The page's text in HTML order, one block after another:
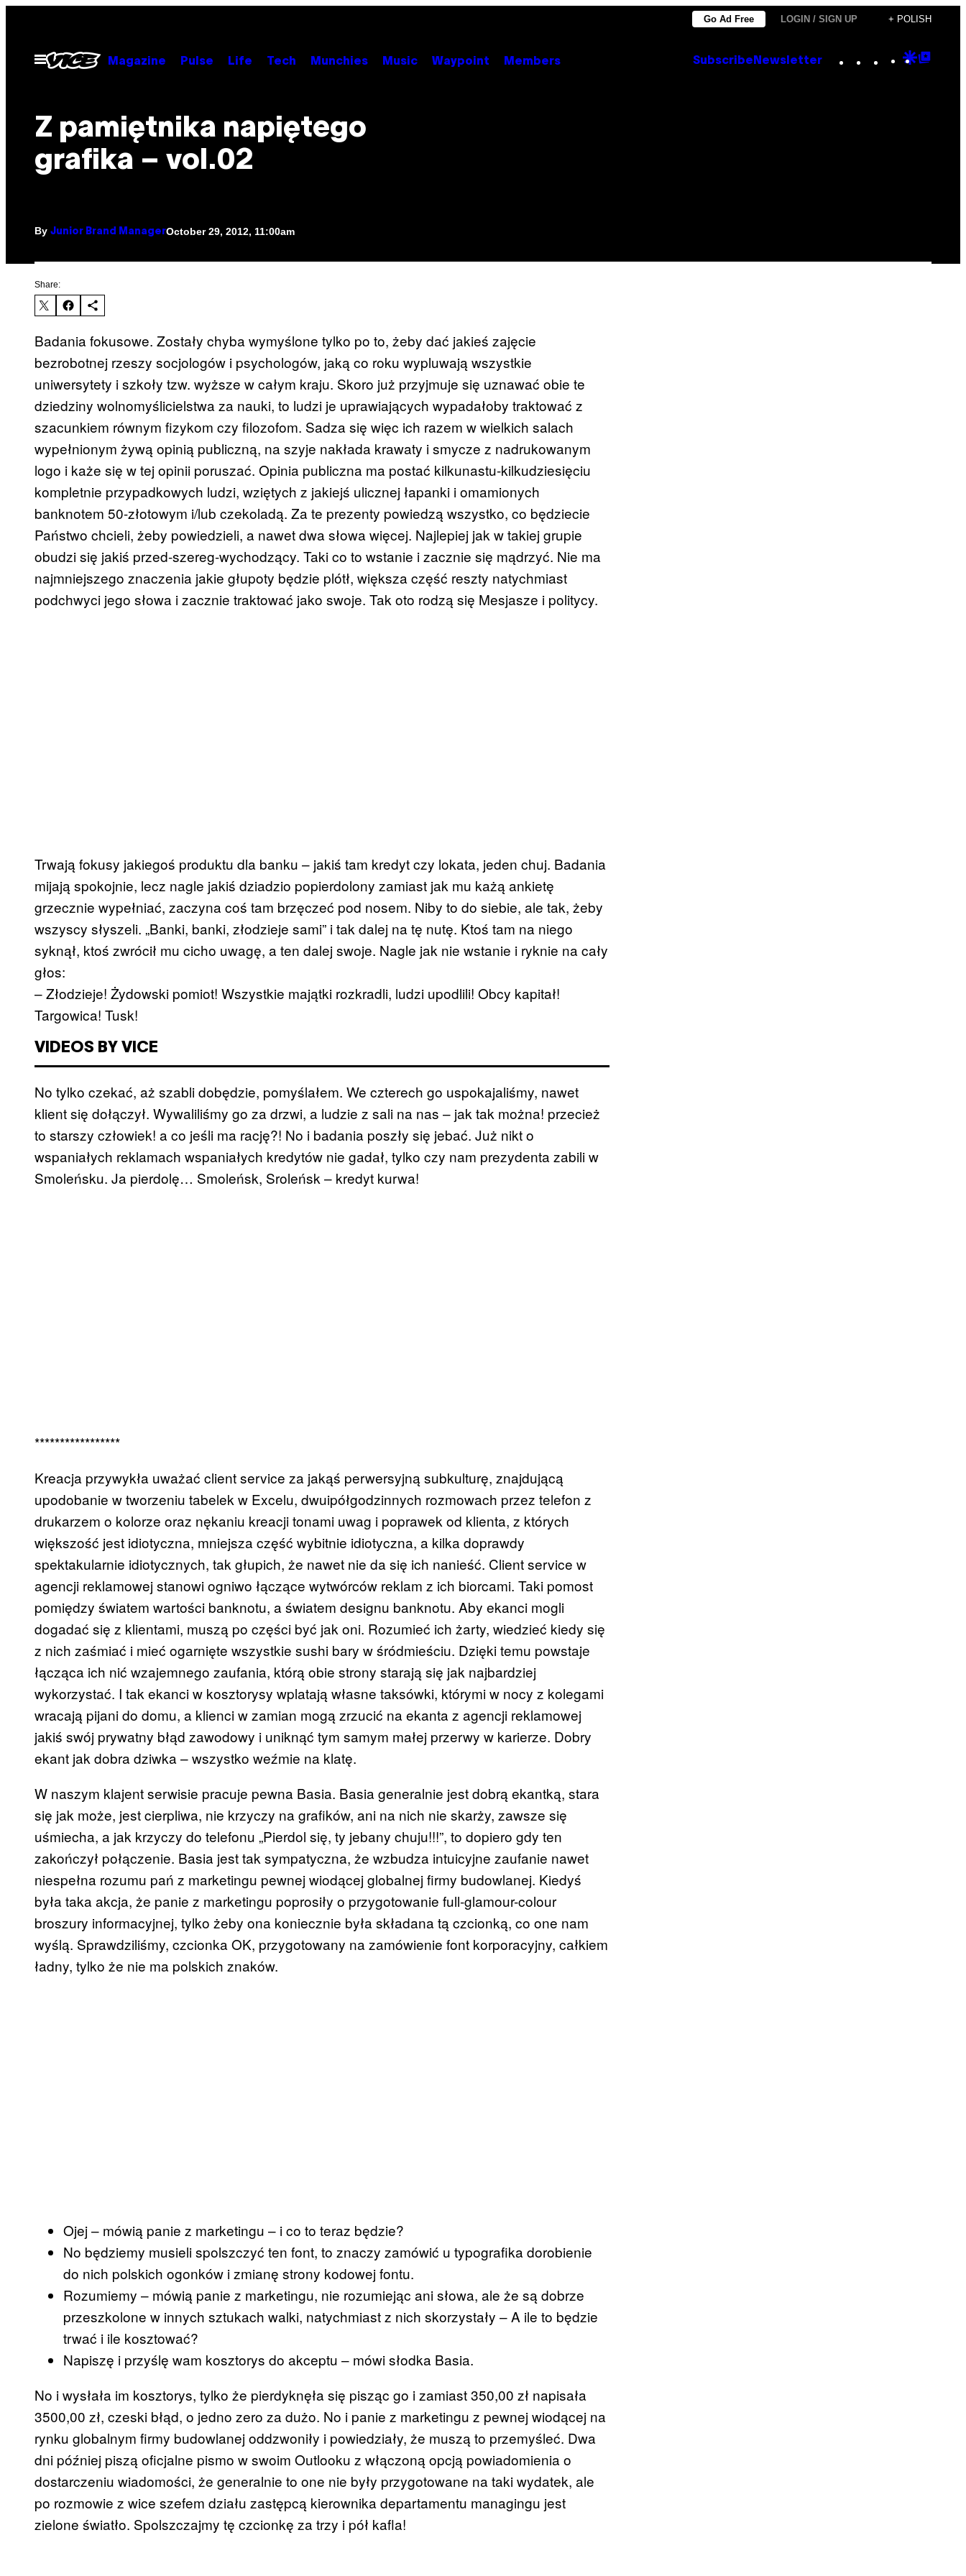
content
Go Ad Free LOGIN / SIGN UP + POLISH
Open
Menu
Magazine Pulse Life Tech Munchies Music Waypoint Members Subscribe Newsletter Instagram
TikTok
YouTube
Google
Z pamiętnika napiętego
grafika – vol.02
By Junior Brand ManagerOctober 29, 2012, 11:00am
Share:
Badania fokusowe. Zostały chyba wymyślone tylko po to, żeby dać jakieś zajęcie
bezrobotnej rzeszy socjologów i psychologów, jaką co roku wypluwają wszystkie
uniwersytety i szkoły tzw. wyższe w całym kraju. Skoro już przyjmuje się uznawać obie te
dziedziny wolnomyślicielstwa za nauki, to ludzi je uprawiających wypadałoby traktować z
szacunkiem równym fizykom czy filozofom. Sadza się więc ich razem w wielkich salach
wypełnionym żywą opinią publiczną, na szyje nakłada krawaty i smycze z nadrukowanym
logo i każe się w tej opinii poruszać. Opinia publiczna ma postać kilkunastu-kilkudziesięciu
kompletnie przypadkowych ludzi, wziętych z jakiejś ulicznej łapanki i omamionych
banknotem 50-złotowym i/lub czekoladą. Za te prezenty powiedzą wszystko, co będziecie
Państwo chcieli, żeby powiedzieli, a nawet dwa słowa więcej. Najlepiej jak w takiej grupie
obudzi się jakiś przed-szereg-wychodzący. Taki co to wstanie i zacznie się mądrzyć. Nie ma
najmniejszego znaczenia jakie głupoty będzie plótł, większa część reszty natychmiast
podchwyci jego słowa i zacznie traktować jako swoje. Tak oto rodzą się Mesjasze i politycy.
Trwają fokusy jakiegoś produktu dla banku – jakiś tam kredyt czy lokata, jeden chuj. Badania
mijają spokojnie, lecz nagle jakiś dziadzio popierdolony zamiast jak mu każą ankietę
grzecznie wypełniać, zaczyna coś tam brzęczeć pod nosem. Niby to do siebie, ale tak, żeby
wszyscy słyszeli. „Banki, banki, złodzieje sami” i tak dalej na tę nutę. Ktoś tam na niego
syknął, ktoś zwrócił mu cicho uwagę, a ten dalej swoje. Nagle jak nie wstanie i ryknie na cały
głos:
– Złodzieje! Żydowski pomiot! Wszystkie majątki rozkradli, ludzi upodlili! Obcy kapitał!
Targowica! Tusk!
VIDEOS BY VICE
No tylko czekać, aż szabli dobędzie, pomyślałem. We czterech go uspokajaliśmy, nawet
klient się dołączył. Wywaliliśmy go za drzwi, a ludzie z sali na nas – jak tak można! przecież
to starszy człowiek! a co jeśli ma rację?! No i badania poszły się jebać. Już nikt o
wspaniałych reklamach wspaniałych kredytów nie gadał, tylko czy nam prezydenta zabili w
Smoleńsku. Ja pierdolę… Smoleńsk, Sroleńsk – kredyt kurwa!
*****************
Kreacja przywykła uważać client service za jakąś perwersyjną subkulturę, znajdującą
upodobanie w tworzeniu tabelek w Excelu, dwuipółgodzinnych rozmowach przez telefon z
drukarzem o kolorze oraz nękaniu kreacji tonami uwag i poprawek od klienta, z których
większość jest idiotyczna, mniejsza część wybitnie idiotyczna, a kilka doprawdy
spektakularnie idiotycznych, tak głupich, że nawet nie da się ich nanieść. Client service w
agencji reklamowej stanowi ogniwo łączące wytwórców reklam z ich biorcami. Taki pomost
pomiędzy światem wartości banknotu, a światem designu banknotu. Aby ekanci mogli
dogadać się z klientami, muszą po części być jak oni. Rozumieć ich żarty, wiedzieć kiedy się
z nich zaśmiać i mieć ogarnięte wszystkie sushi bary w śródmieściu. Dzięki temu powstaje
łącząca ich nić wzajemnego zaufania, którą obie strony starają się jak najbardziej
wykorzystać. I tak ekanci w kosztorysy wplatają własne taksówki, którymi w nocy z kolegami
wracają pijani do domu, a klienci w zamian mogą zrzucić na ekanta z agencji reklamowej
jakiś swój prywatny błąd zawodowy i uniknąć tym samym małej przerwy w karierze. Dobry
ekant jak dobra dziwka – wszystko weźmie na klatę.
W naszym klajent serwisie pracuje pewna Basia. Basia generalnie jest dobrą ekantką, stara
się jak może, jest cierpliwa, nie krzyczy na grafików, ani na nich nie skarży, zawsze się
uśmiecha, a jak krzyczy do telefonu „Pierdol się, ty jebany chuju!!!”, to dopiero gdy ten
zakończył połączenie. Basia jest tak sympatyczna, że wzbudza intuicyjne zaufanie nawet
niespełna rozumu pań z marketingu pewnej wiodącej globalnej firmy budowlanej. Kiedyś
była taka akcja, że panie z marketingu poprosiły o przygotowanie full-glamour-colour
broszury informacyjnej, tylko żeby ona koniecznie była składana tą czcionką, co one nam
wyślą. Sprawdziliśmy, czcionka OK, przygotowany na zamówienie font korporacyjny, całkiem
ładny, tylko że nie ma polskich znaków.
Ojej – mówią panie z marketingu – i co to teraz będzie?
No będziemy musieli spolszczyć ten font, to znaczy zamówić u typografika dorobienie
do nich polskich ogonków i zmianę strony kodowej fontu.
Rozumiemy – mówią panie z marketingu, nie rozumiejąc ani słowa, ale że są dobrze
przeszkolone w innych sztukach walki, natychmiast z nich skorzystały – A ile to będzie
trwać i ile kosztować?
Napiszę i przyślę wam kosztorys do akceptu – mówi słodka Basia.
No i wysłała im kosztorys, tylko że pierdyknęła się pisząc go i zamiast 350,00 zł napisała
3500,00 zł, czeski błąd, o jedno zero za dużo. No i panie z marketingu z pewnej wiodącej na
rynku globalnym firmy budowlanej oddzwoniły i powiedziały, że muszą to przemyśleć. Dwa
dni później piszą oficjalne pismo w swoim Outlooku z włączoną opcją powiadomienia o
dostarczeniu wiadomości, że generalnie to one nie były przygotowane na taki wydatek, ale
po rozmowie z wice szefem działu zastępcą kierownika departamentu managingu jest
zielone światło. Spolszczajmy tę czcionkę za trzy i pół kafla!